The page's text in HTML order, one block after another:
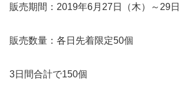
販売期間：2019年6月27日（木）～29日
販売数量：各日先着限定50個
3日間合計で150個